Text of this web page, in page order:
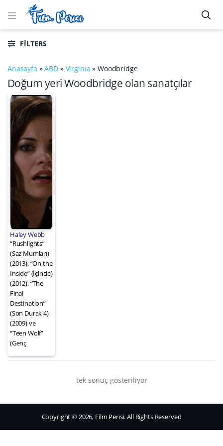
FILTERS
Anasayfa »ABD » Virginia »Woodbridge
Doğum yeri Woodbridge olan sanatçılar
Haley Webb
“Rushlights”
(Saz Mumları)
(2013), “On the
Inside” (İçinde)
(2012), “The
Final
Destination”
(Son Durak 4)
(2009) ve
“Teen Wolf”
(Genç
tek sonuç gösteriliyor
Copyright © 2026, Film Perisi. All Rights Reserved